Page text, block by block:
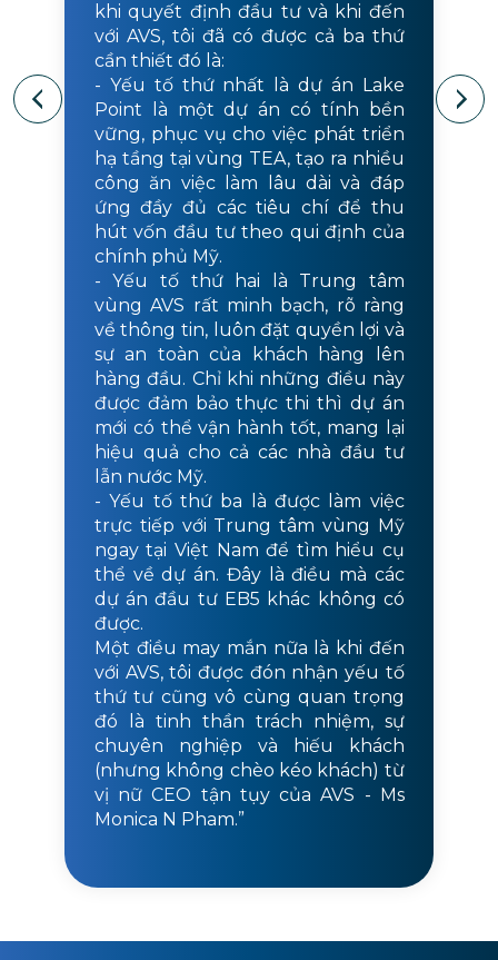
khi quyết định đầu tư và khi đến
với AVS, tôi đã có được cả ba thứ
cần thiết đó là:
- Yếu tố thứ nhất là dự án Lake
Point là một dự án có tính bền
vững, phục vụ cho việc phát triển
hạ tầng tại vùng TEA, tạo ra nhiều
công ăn việc làm lâu dài và đáp
ứng đầy đủ các tiêu chí để thu
hút vốn đầu tư theo qui định của
chính phủ Mỹ.
- Yếu tố thứ hai là Trung tâm
vùng AVS rất minh bạch, rõ ràng
về thông tin, luôn đặt quyền lợi và
sự an toàn của khách hàng lên
hàng đầu. Chỉ khi những điều này
được đảm bảo thực thi thì dự án
mới có thể vận hành tốt, mang lại
hiệu quả cho cả các nhà đầu tư
lẫn nước Mỹ.
- Yếu tố thứ ba là được làm việc
trực tiếp với Trung tâm vùng Mỹ
ngay tại Việt Nam để tìm hiểu cụ
thể về dự án. Đây là điều mà các
dự án đầu tư EB5 khác không có
được.
Một điều may mắn nữa là khi đến
với AVS, tôi được đón nhận yếu tố
thứ tư cũng vô cùng quan trọng
đó là tinh thần trách nhiệm, sự
chuyên nghiệp và hiếu khách
(nhưng không chèo kéo khách) từ
vị nữ CEO tận tụy của AVS - Ms
Monica N Pham.”